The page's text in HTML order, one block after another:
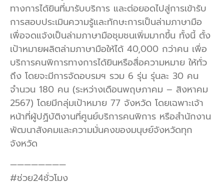
ทางการได้ยินที่มารับบริการ และต่อยอดไปสู่การเข้ารับ
การสอบประเมินความรู้และทักษะการเป็นล่ามภาษามือ
เพื่อจดแจ้งเป็นล่ามภาษามือชุมชนเพิ่มมากขึ้น ทั้งนี้ ตั้ง
เป้าหมายผลิตล่ามภาษามือให้ได้ 40,000 กว่าคน เพื่อ
บริการคนพิการทางการได้ยินหรือสื่อความหมาย ให้ทั่ว
ถึง โดยจะมีการจัดอบรมฯ รวม 6 รุ่น รุ่นละ 30 คน
จำนวน 180 คน (ระหว่างเดือนพฤษภาคม – สิงหาคม
2567) โดยมีกลุ่มเป้าหมาย 77 จังหวัด โดยเฉพาะเจ้า
หน้าที่ผู้ปฏิบัติงานที่ศูนย์บริการคนพิการ หรือสำนักงาน
พัฒนาสังคมและความมั่นคงของมนุษย์จังหวัดทุก
จังหวัด
————————
#ช่วย24ชั่วโมง